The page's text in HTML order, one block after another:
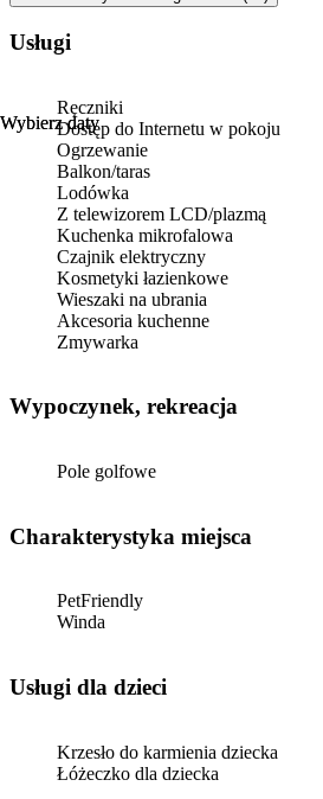
Wybierz daty
Wybierz daty
Usługi
Ręczniki
Dostęp do Internetu w pokoju
Ogrzewanie
Balkon/taras
Lodówka
Z telewizorem LCD/plazmą
Kuchenka mikrofalowa
Czajnik elektryczny
Kosmetyki łazienkowe
Wieszaki na ubrania
Akcesoria kuchenne
Zmywarka
Wypoczynek, rekreacja
Pole golfowe
Charakterystyka miejsca
PetFriendly
Winda
usługi dla dzieci
Krzesło do karmienia dziecka
Łóżeczko dla dziecka